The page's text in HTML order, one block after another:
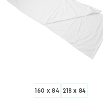
160 x 84 218 x 84